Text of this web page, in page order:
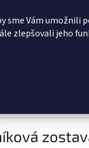
sme Vám umožnili
zlepšovali jeho